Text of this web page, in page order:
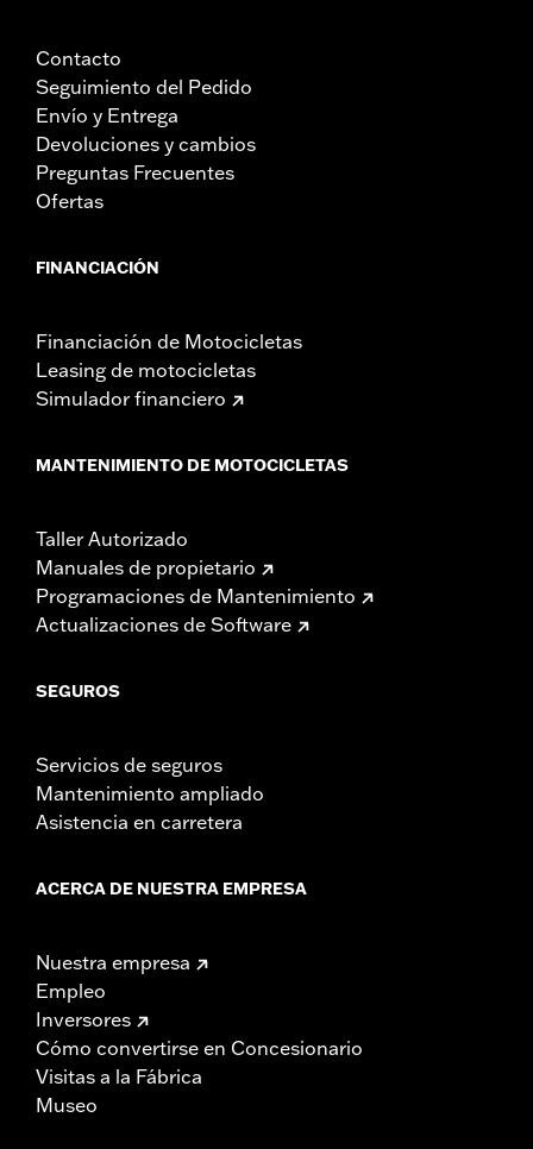
Contacto
Seguimiento del Pedido
Envío y Entrega
Devoluciones y cambios
Preguntas Frecuentes
Ofertas
FINANCIACIÓN
Financiación de Motocicletas
Leasing de motocicletas
Simulador financiero
MANTENIMIENTO DE MOTOCICLETAS
Taller Autorizado
Manuales de propietario
Programaciones de Mantenimiento
Actualizaciones de Software
SEGUROS
Servicios de seguros
Mantenimiento ampliado
Asistencia en carretera
ACERCA DE NUESTRA EMPRESA
Nuestra empresa
Empleo
Inversores
Cómo convertirse en Concesionario
Visitas a la Fábrica
Museo